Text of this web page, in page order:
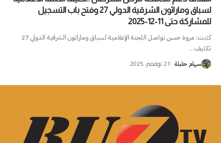
لسباق وماراثون الشرقية الدولي 27 وفتح باب التسجيل
للمشاركة حتى 11-12-2025
كتبت: مروة حسن تواصل اللجنة الإعلامية لسباق وماراثون الشرقية الدولي 27
تكثيف…
سهام حليلة 21 نوفمبر، 2025